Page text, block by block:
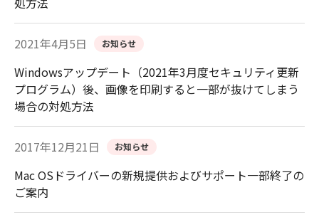
2021年4月5日 お知らせ
Windowsアップデート（2021年3月度セキュリティ更新
プログラム）後、画像を印刷すると一部が抜けてしまう
場合の対処方法
2017年12月21日 お知らせ
Mac OSドライバーの新規提供およびサポート一部終了の
ご案内